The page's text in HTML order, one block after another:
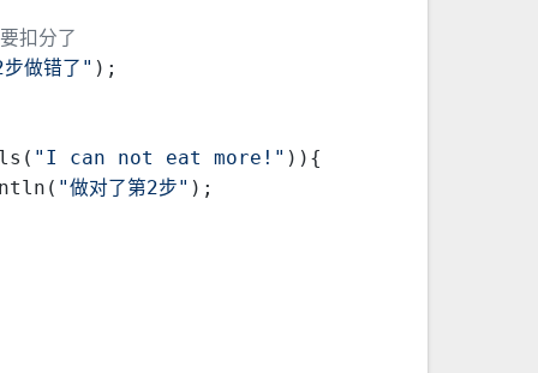
扣分了
做错了" );
"I can not eat more!" )){
"做对了第2步" );